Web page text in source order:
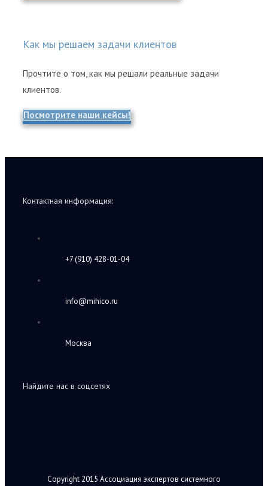
Как мы решаем задачи клиентов
Прочтите о том, как мы решали реальные задачи
клиентов.
Посмотрите наши кейсы!
Контактная информация:
+7 (910) 428-01-04
info@mihico.ru
Москва
Найдите нас в соцсетях
Copyright 2015 Ассоциация экспертов системного